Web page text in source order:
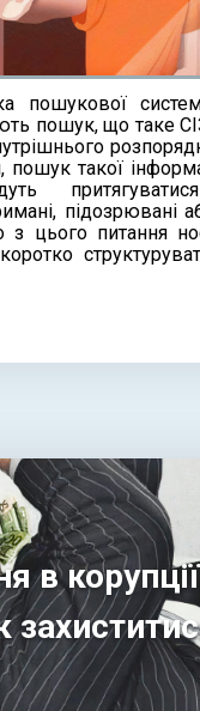
пошукової
пошук, що таке
пошук такої
підозрювані
з цього питання
в